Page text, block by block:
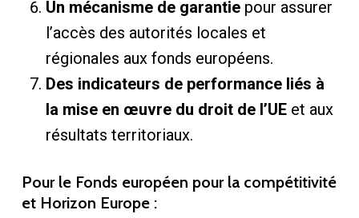
Un mécanisme de garantiepour assurer
l’accès des autorités locales et
régionales aux fonds européens.
Des indicateurs de performance liés à
la mise en œuvre du droit de l’UEet aux
résultats territoriaux.
Pour le Fonds européen pour la compétitivité
et Horizon Europe :